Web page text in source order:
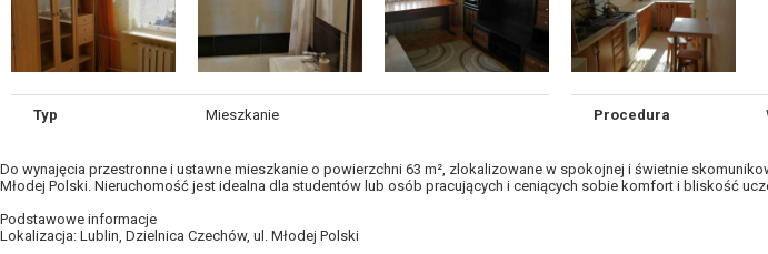
Typ Mieszkanie Procedura
Do wynajęcia przestronne i ustawne mieszkanie o powierzchni 63 m², zlokalizowane w spokojnej i świetnie
Młodej Polski. Nieruchomość jest idealna dla studentów lub osób pracujących i ceniących sobie komfort i bliskość
Podstawowe informacje
Lokalizacja: Lublin, Dzielnica Czechów, ul. Młodej Polski